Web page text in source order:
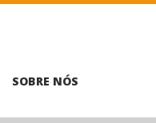
SOBRE NÓS